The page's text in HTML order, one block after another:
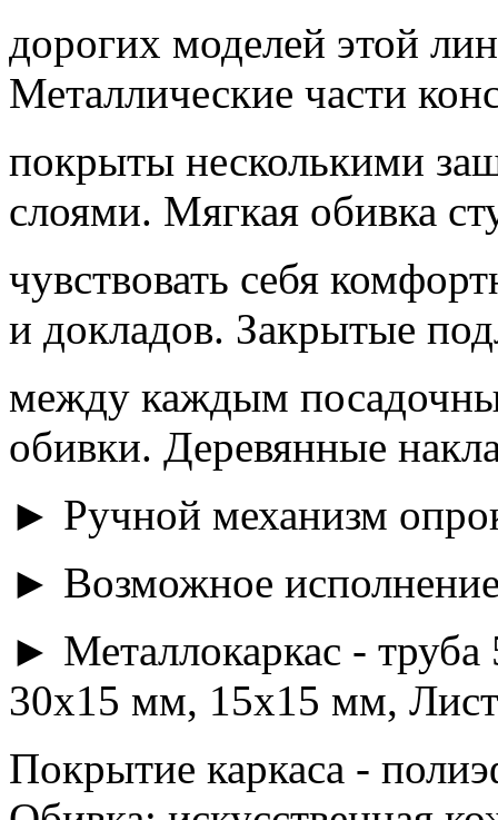
дорогих моделей этой
Металлические части
покрыты несколькими
слоями. Мягкая обивка
чувствовать себя
и докладов. Закрытые
между каждым
обивки. Деревянные
► Ручной механизм
► Возможное
► Металлокаркас - труба
30х15 мм, 15х15 мм,
Покрытие каркаса -